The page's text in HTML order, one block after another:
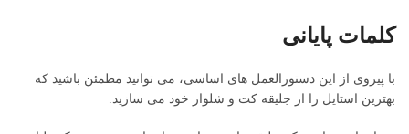
کلمات پایانی
با پیروی از این دستورالعمل های اساسی، می توانید مطمئن باشید که
بهترین استایل را از جلیقه کت و شلوار خود می سازید.